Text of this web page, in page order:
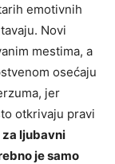
emotivnih
Novi
mestima, a
osećaju
jer
otkrivaju pravi
za ljubavni
je samo